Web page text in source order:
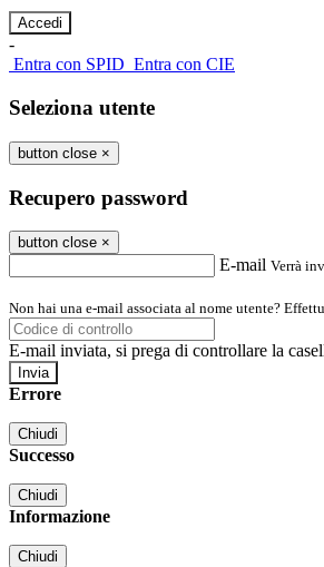
-
Entra con SPID Entra con CIE
Seleziona utente
button close ×
Recupero password
button close ×
E-mail Verrà
Non hai una e-mail associata al nome utente?
E-mail inviata, si prega di controllare la
Errore
Chiudi
Successo
Chiudi
Informazione
Chiudi